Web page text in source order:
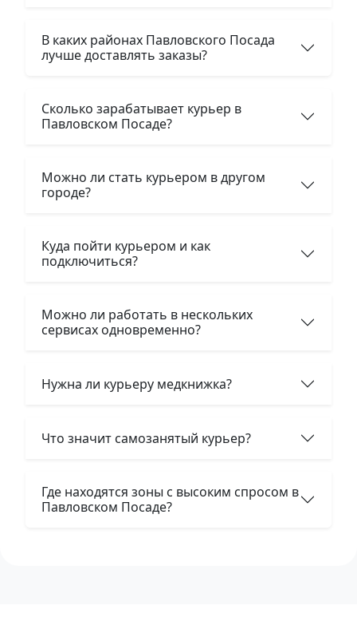
В каких районах Павловского Посада
лучше доставлять заказы?
Сколько зарабатывает курьер в
Павловском Посаде?
Можно ли стать курьером в другом
городе?
Куда пойти курьером и как
подключиться?
Можно ли работать в нескольких
сервисах одновременно?
Нужна ли курьеру медкнижка?
Что значит самозанятый курьер?
Где находятся зоны с высоким спросом в
Павловском Посаде?